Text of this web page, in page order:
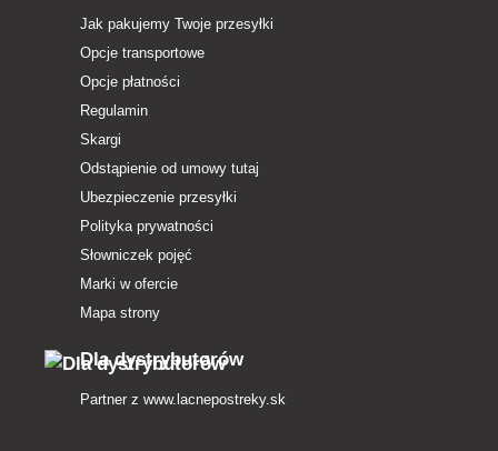
Jak pakujemy Twoje przesyłki
Opcje transportowe
Opcje płatności
Regulamin
Skargi
Odstąpienie od umowy tutaj
Ubezpieczenie przesyłki
Polityka prywatności
Słowniczek pojęć
Marki w ofercie
Mapa strony
Dla dystrybutorów
Partner z www.lacnepostreky.sk